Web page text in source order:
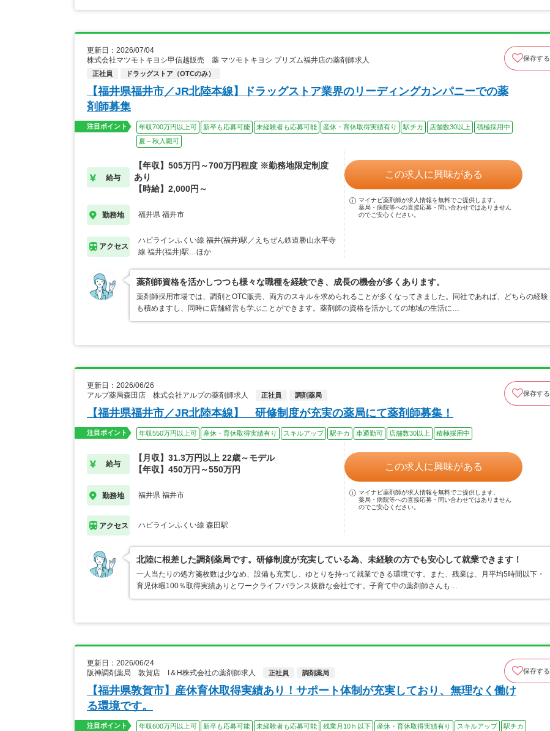
更新日：2026/07/04
株式会社マツモトキヨシ甲信越販売 薬 マツモトキヨシ プリズム福井店の薬剤師求人
正社員 ドラッグストア（OTCのみ）
保存する
【福井県福井市／JR北陸本線】ドラッグストア業界のリーディングカンパニーでの薬
剤師募集
注目ポイント 年収700万円以上可 新卒も応募可能 未経験者も応募可能 産休・育休取得実績有り 駅チカ 店舗数30以上
積極採用中
夏～秋入職可
給与
【年収】505万円～700万円程度 ※勤務地限定制度
あり
【時給】2,000円～
勤務地 福井県 福井市
アクセス
ハピラインふくい線 福井(福井)駅／えちぜん鉄道勝山永平寺
線 福井(福井)駅…ほか
この求人に興味がある
マイナビ薬剤師が求人情報を無料でご提供します。
薬局・病院等への直接応募・問い合わせではありません
のでご安心ください。
薬剤師資格を活かしつつも様々な職種を経験でき、成長の機会が多くあります。
薬剤師採用市場では、調剤とOTC販売、両方のスキルを求められることが多くなってきました。同社であれば、どちらの経験
も積めますし、同時に店舗経営も学ぶことができます。薬剤師の資格を活かしての地域の生活に…
更新日：2026/06/26
アルプ薬局森田店 株式会社アルプの薬剤師求人
正社員 調剤薬局 保存する
【福井県福井市／JR北陸本線】 研修制度が充実の薬局にて薬剤師募集！
注目ポイント 年収550万円以上可 産休・育休取得実績有り スキルアップ 駅チカ 車通勤可 店舗数30以上 積極採用中
給与
【月収】31.3万円以上 22歳～モデル
【年収】450万円～550万円
勤務地 福井県 福井市
アクセス ハピラインふくい線 森田駅
この求人に興味がある
マイナビ薬剤師が求人情報を無料でご提供します。
薬局・病院等への直接応募・問い合わせではありません
のでご安心ください。
北陸に根差した調剤薬局です。研修制度が充実している為、未経験の方でも安心して就業できます！
一人当たりの処方箋枚数は少なめ、設備も充実し、ゆとりを持って就業できる環境です。また、残業は、月平均5時間以下・
育児休暇100％取得実績ありとワークライフバランス抜群な会社です。子育て中の薬剤師さんも…
更新日：2026/06/24
阪神調剤薬局 敦賀店 I＆H株式会社の薬剤師求人
正社員 調剤薬局 保存する
【福井県敦賀市】産休育休取得実績あり！サポート体制が充実しており、無理なく働け
る環境です。
注目ポイント 年収600万円以上可 新卒も応募可能 未経験者も応募可能 残業月10ｈ以下 産休・育休取得実績有り スキルアップ
駅チカ